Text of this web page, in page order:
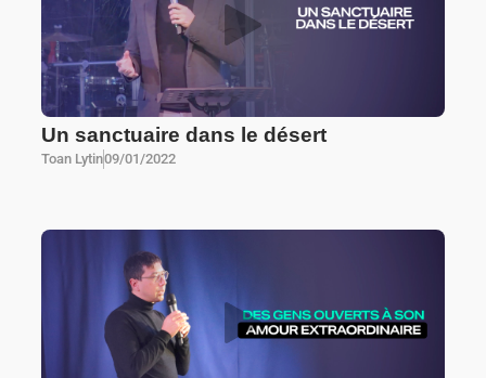
Un sanctuaire dans le désert
Toan Lytin09/01/2022